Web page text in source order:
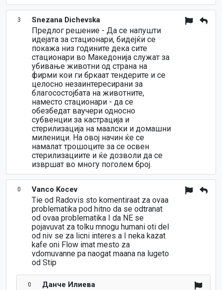
3 Snezana Dichevska
Предлог решение - Да се напушти
идејата за стационари, бидејќи се
покажа низ годините дека сите
стационари во Македонија служат за
убивање животни од страна на
фирми кои ги бркаат тендерите и се
целосно незаинтересирани за
благосостојбата на животните,
наместо стационари - да се
обезбедат ваучери односно
субвенции за кастрација и
стерилизација на маалски и домашни
миленици. На овој начин ќе се
намалат трошоците за се освен
стерилизациите и ќе дозволи да се
извршат во многу поголем број.
0 Vanco Kocev
Tie od Radovis sto komentiraat za ovaa
problematika pod hitno da se odtranat
od ovaa problematika I da NE se
pojavuvat za tolku mnogu humani oti del
od niv se za licni interes a I neka kazat
kafe oni Flow imat mesto za
vdomuvanne pa naogat maana na lugeto
od Stip
0 Данче Илиева